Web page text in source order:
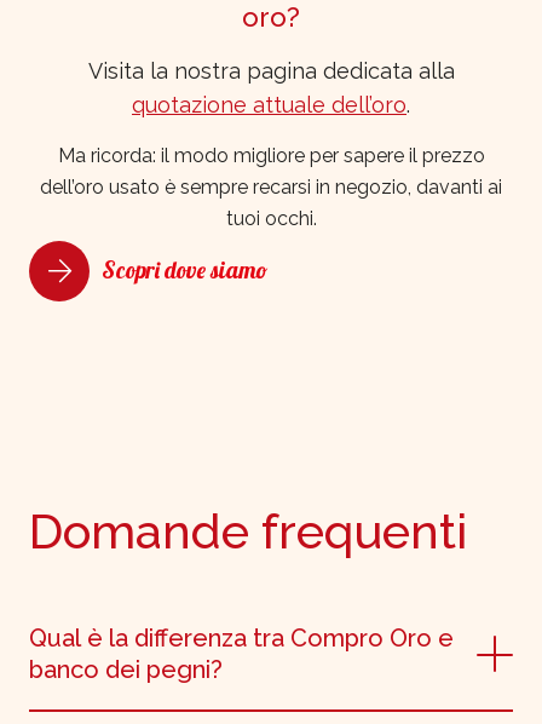
oro?
Visita la nostra pagina dedicata alla
quotazione attuale dell’oro.
Ma ricorda: il modo migliore per sapere il prezzo
dell’oro usato è sempre recarsi in negozio, davanti ai
tuoi occhi.
Scopri dove siamo
Domande frequenti
Qual è la differenza tra Compro Oro e
banco dei pegni?